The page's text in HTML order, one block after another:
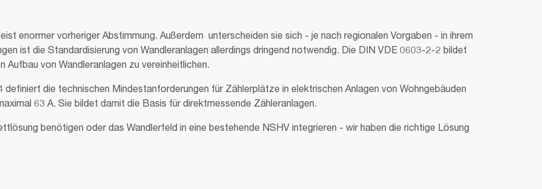
enormer vorheriger Abstimmung. Außerdem unterscheiden sie sich - je nach regionalen Vorgaben - in ihrem
ist die Standardisierung von Wandleranlagen allerdings dringend notwendig. Die DIN VDE 0603-2-2 bildet
Bestreben, den Aufbau von Wandleranlagen zu vereinheitlichen.
die technischen Mindestanforderungen für Zählerplätze in elektrischen Anlagen von Wohngebäuden
63 A. Sie bildet damit die Basis für direktmessende Zähleranlagen.
benötigen oder das Wandlerfeld in eine bestehende NSHV integrieren - wir haben die richtige Lösung